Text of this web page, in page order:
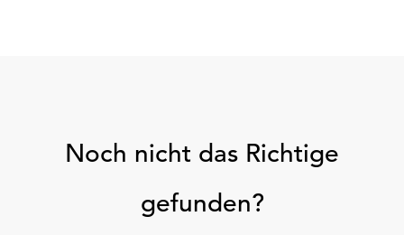
Noch nicht das Richtige
gefunden?